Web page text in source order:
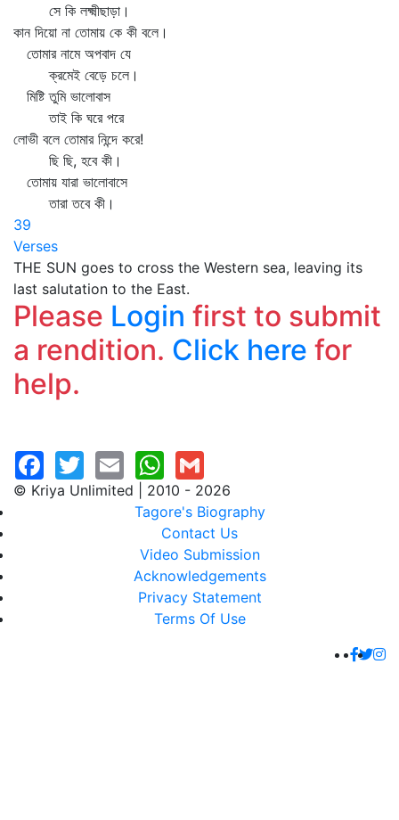
সে কি লক্ষ্মীছাড়া।
কান দিয়ো না তোমায় কে কী বলে।
তোমার নামে অপবাদ যে
ক্রমেই বেড়ে চলে।
মিষ্টি তুমি ভালোবাস
তাই কি ঘরে পরে
লোভী বলে তোমার নিন্দে করে!
ছি ছি, হবে কী।
তোমায় যারা ভালোবাসে
তারা তবে কী।
39
Verses
THE SUN goes to cross the Western sea, leaving its
last salutation to the East.
Please Login first to submit
a rendition. Click here for
help.
© Kriya Unlimited | 2010 - 2026
Tagore's Biography
Contact Us
Video Submission
Acknowledgements
Privacy Statement
Terms Of Use